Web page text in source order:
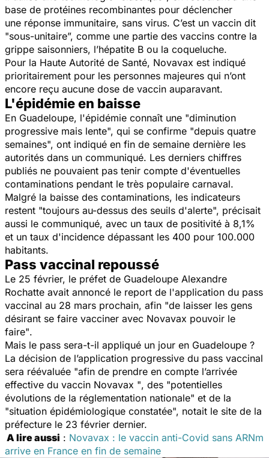
base de protéines recombinantes pour déclencher
une réponse immunitaire, sans virus. C’est un vaccin dit
"sous-unitaire”, comme une partie des vaccins contre la
grippe saisonniers, l’hépatite B ou la coqueluche.
Pour la Haute Autorité de Santé, Novavax est indiqué
prioritairement pour les personnes majeures qui n’ont
encore reçu aucune dose de vaccin auparavant.
L'épidémie en baisse
En Guadeloupe, l'épidémie connaît une "diminution
progressive mais lente", qui se confirme "depuis quatre
semaines", ont indiqué en fin de semaine dernière les
autorités dans un communiqué. Les derniers chiffres
publiés ne pouvaient pas tenir compte d'éventuelles
contaminations pendant le très populaire carnaval.
Malgré la baisse des contaminations, les indicateurs
restent "toujours au-dessus des seuils d'alerte", précisait
aussi le communiqué, avec un taux de positivité à 8,1%
et un taux d'incidence dépassant les 400 pour 100.000
habitants.
Pass vaccinal repoussé
Le 25 février, le préfet de Guadeloupe Alexandre
Rochatte avait annoncé le report de l'application du pass
vaccinal au 28 mars prochain, afin "de laisser les gens
désirant se faire vacciner avec Novavax pouvoir le
faire".
Mais le pass sera-t-il appliqué un jour en Guadeloupe ?
La décision de l’application progressive du pass vaccinal
sera réévaluée "afin de prendre en compte l’arrivée
effective du vaccin Novavax ", des "potentielles
évolutions de la réglementation nationale" et de la
"situation épidémiologique constatée", notait le site de la
préfecture le 23 février dernier.
A lire aussi : Novavax : le vaccin anti-Covid sans ARNm
arrive en France en fin de semaine